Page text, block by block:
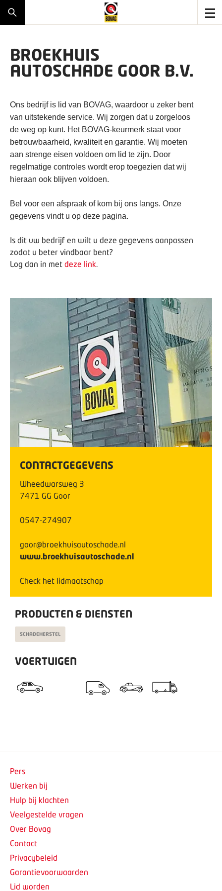
BROEKHUIS
AUTOSCHADE GOOR B.V.
Ons bedrijf is lid van BOVAG, waardoor u zeker bent
van uitstekende service. Wij zorgen dat u zorgeloos
de weg op kunt. Het BOVAG-keurmerk staat voor
betrouwbaarheid, kwaliteit en garantie. Wij moeten
aan strenge eisen voldoen om lid te zijn. Door
regelmatige controles wordt erop toegezien dat wij
hieraan ook blijven voldoen.
Bel voor een afspraak of kom bij ons langs. Onze
gegevens vindt u op deze pagina.
Is dit uw bedrijf en wilt u deze gegevens aanpassen
zodat u beter vindbaar bent?
Log dan in met deze link.
CONTACTGEGEVENS
Wheedwarsweg 3
7471 GG Goor
0547-274907
goor@broekhuisautoschade.nl
www.broekhuisautoschade.nl
Check het lidmaatschap
PRODUCTEN & DIENSTEN
SCHADEHERSTEL
VOERTUIGEN
Pers
Werken bij
Hulp bij klachten
Veelgestelde vragen
Over Bovag
Contact
Privacybeleid
Garantievoorwaarden
Lid worden